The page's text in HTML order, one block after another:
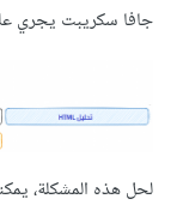
جافا سكريبت يجري
لحل هذه المشكلة،